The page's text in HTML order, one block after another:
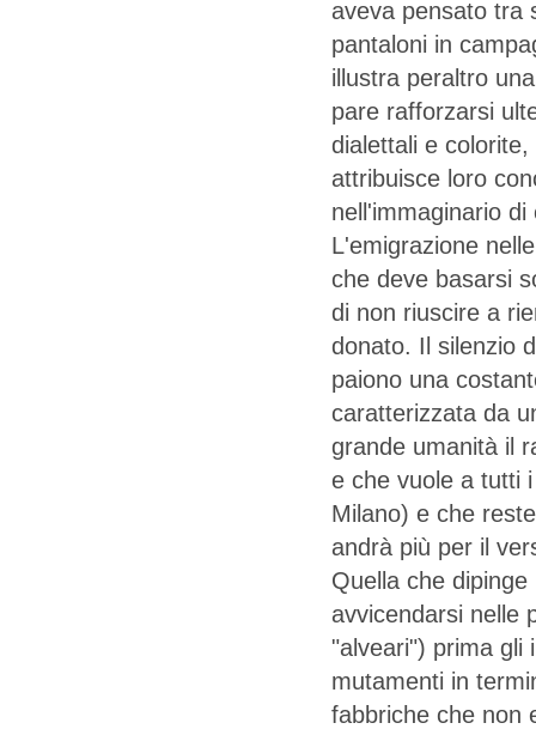
aveva pensato tra
pantaloni in
illustra peraltro
pare rafforzarsi
dialettali e
attribuisce loro
nell'immaginario di
L'emigrazione
che deve basarsi
di non riuscire a
donato. Il silenzio
paiono una
caratterizzata da
grande umanità il
e che vuole a tutti
Milano) e che
andrà più per il
Quella che
avvicendarsi nelle
"alveari") prima gli
mutamenti in
fabbriche che non